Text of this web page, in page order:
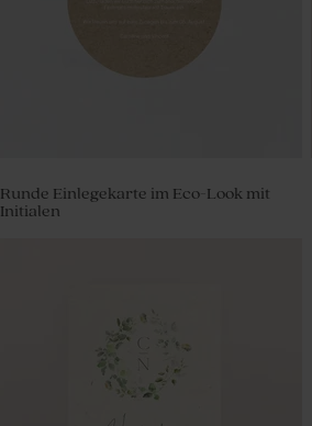
Seifenblasen 'Grün matt' | 6er Set
Runde Einlegekarte im Eco-Look mit
Initialen